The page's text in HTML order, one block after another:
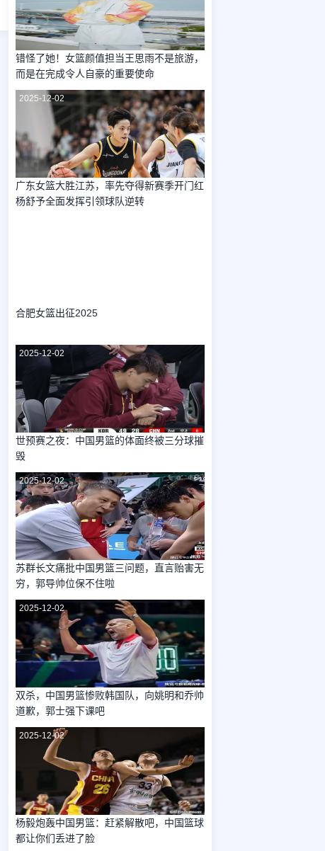
错怪了她！女篮颜值担当王思雨不是旅游，
而是在完成令人自豪的重要使命
2025-12-02
广东女篮大胜江苏，率先夺得新赛季开门红
杨舒予全面发挥引领球队逆转
合肥女篮出征2025
2025-12-02
世预赛之夜：中国男篮的体面终被三分球摧
毁
2025-12-02
苏群长文痛批中国男篮三问题，直言贻害无
穷，郭导帅位保不住啦
2025-12-02
双杀，中国男篮惨败韩国队，向姚明和乔帅
道歉，郭士强下课吧
2025-12-02
杨毅炮轰中国男篮：赶紧解散吧，中国篮球
都让你们丢进了脸